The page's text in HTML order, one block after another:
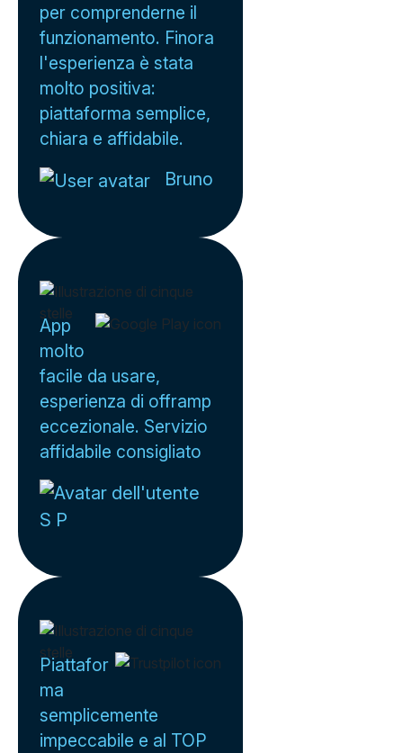
per comprenderne il
funzionamento. Finora
l'esperienza è stata
molto positiva:
piattaforma semplice,
chiara e affidabile.
Bruno
App
molto
facile da usare,
esperienza di offramp
eccezionale. Servizio
affidabile consigliato
S P
Piattafor
ma
semplicemente
impeccabile e al TOP